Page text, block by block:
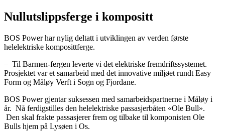
Nullutslippsferge i kompositt
BOS Power har nylig deltatt i utviklingen av verden første
helelektriske komposittferge.
– Til Barmen-fergen leverte vi det elektriske fremdriftssystemet.
Prosjektet var et samarbeid med det innovative miljøet rundt Easy
Form og Måløy Verft i Sogn og Fjordane.
BOS Power gjentar suksessen med samarbeidspartnerne i Måløy i
år. Nå ferdigstilles den helelektriske passasjerbåten «Ole Bull».
Den skal frakte passasjerer frem og tilbake til komponisten Ole
Bulls hjem på Lysøen i Os.